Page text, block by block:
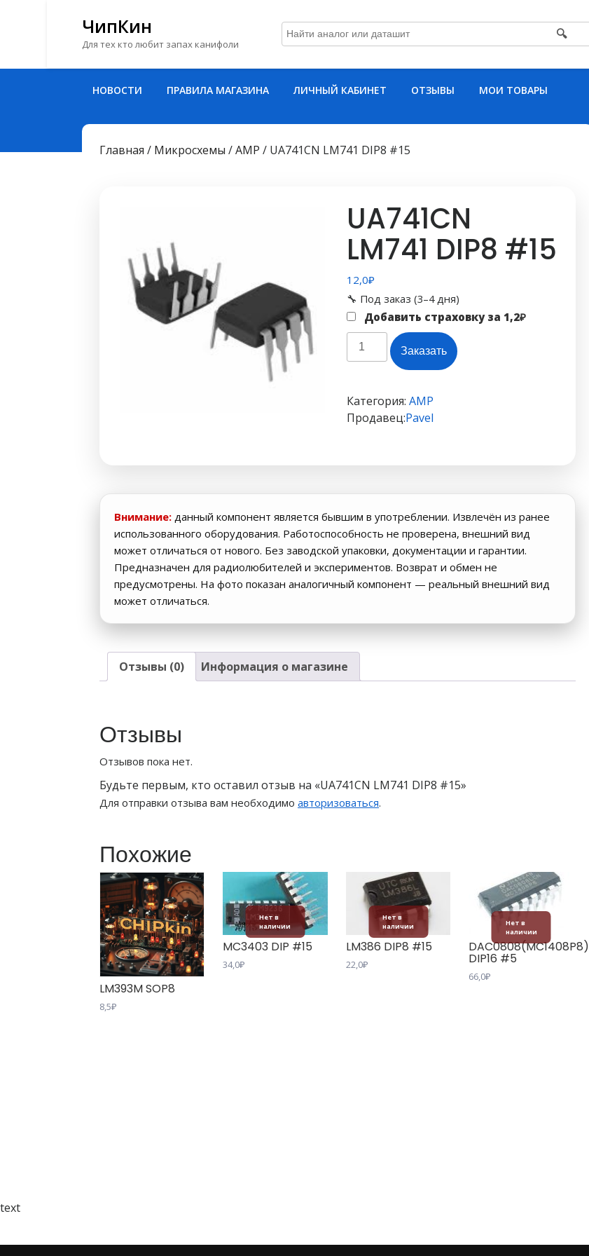
ЧипКин
Для тех кто любит запах канифоли
🔍
НОВОСТИ ПРАВИЛА МАГАЗИНА ЛИЧНЫЙ КАБИНЕТ ОТЗЫВЫ МОИ ТОВАРЫ
Главная / Микросхемы /AMP / UA741CN LM741 DIP8 #15
UA741CN
LM741 DIP8 #15
12,0₽
🔧 Под заказ (3–4 дня)
Добавить страховку за 1,2₽
Количество
товара
DIP8
#15
Заказать
Категория: AMP
Продавец:Pavel
Внимание: данный компонент является бывшим в употреблении. Извлечён из ранее
использованного оборудования. Работоспособность не проверена, внешний вид
может отличаться от нового. Без заводской упаковки, документации и гарантии.
Предназначен для радиолюбителей и экспериментов. Возврат и обмен не
предусмотрены. На фото показан аналогичный компонент — реальный внешний вид
может отличаться.
Отзывы (0) Информация о магазине
Отзывы
Отзывов пока нет.
Будьте первым, кто оставил отзыв на «UA741CN LM741 DIP8 #15»
Для отправки отзыва вам необходимо авторизоваться.
Похожие
LM393M SOP8
8,5₽
Нет в
наличии
MC3403 DIP #15
34,0₽
Нет в
наличии
LM386 DIP8 #15
22,0₽
Нет в
наличии
DAC0808(MC1408P8)
DIP16 #5
66,0₽
text